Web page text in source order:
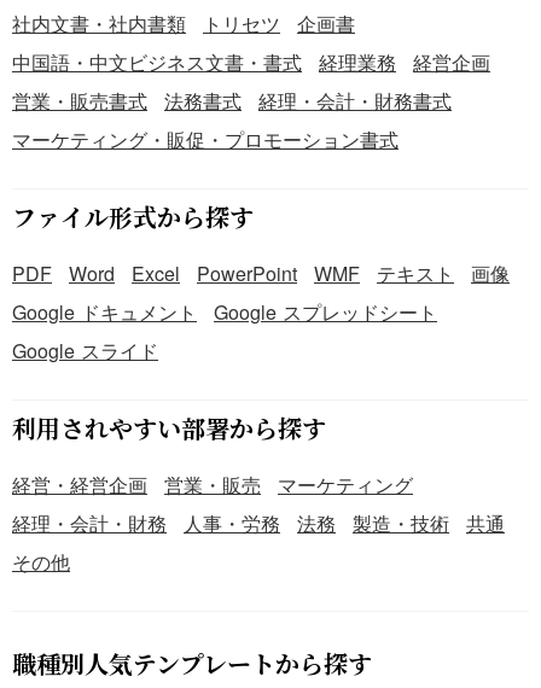
社内文書・社内書類
トリセツ
企画書
中国語・中文ビジネス文書・書式
経理業務
経営企画
営業・販売書式
法務書式
経理・会計・財務書式
マーケティング・販促・プロモーション書式
ファイル形式から探す
PDF Word Excel PowerPoint WMF テキスト
画像
Google ドキュメント
Google スプレッドシート
Google スライド
利用されやすい部署から探す
経営・経営企画 営業・販売
マーケティング
経理・会計・財務
人事・労務 法務 製造・技術
共通
その他
職種別人気テンプレートから探す